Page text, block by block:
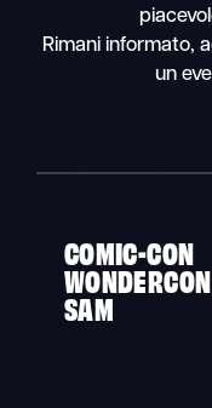
Rimani informato,
un
COMIC-CON
WONDERCON
SAM